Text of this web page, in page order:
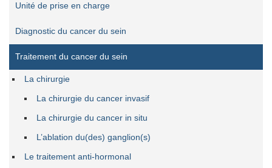
Unité de prise en charge
Diagnostic du cancer du sein
Traitement du cancer du sein
La chirurgie
La chirurgie du cancer invasif
La chirurgie du cancer in situ
L’ablation du(des) ganglion(s)
Le traitement anti-hormonal